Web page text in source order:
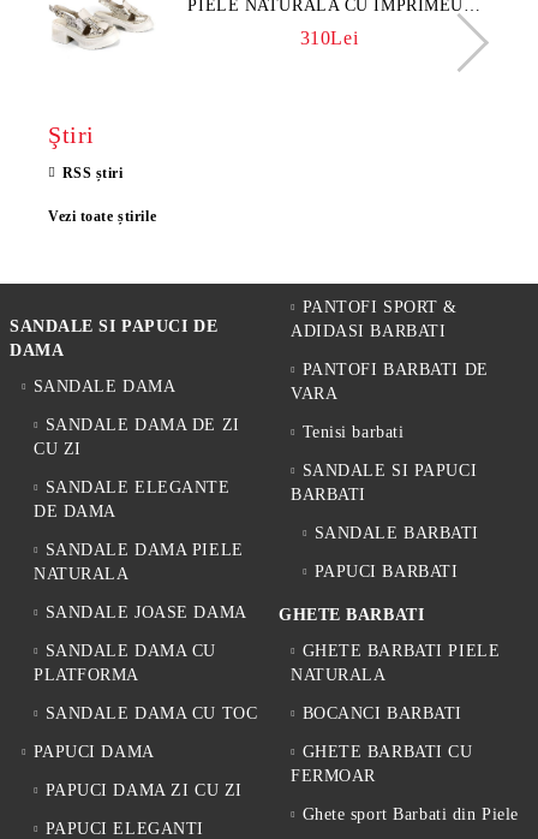
PIELE NATURALA CU IMPRIMEU
FLORAL - MODEL LUNA
310Lei
Ştiri
RSS știri
Vezi toate știrile
SANDALE SI PAPUCI DE
DAMA
SANDALE DAMA
SANDALE DAMA DE ZI
CU ZI
SANDALE ELEGANTE
DE DAMA
SANDALE DAMA PIELE
NATURALA
SANDALE JOASE DAMA
SANDALE DAMA CU
PLATFORMA
SANDALE DAMA CU TOC
PAPUCI DAMA
PAPUCI DAMA ZI CU ZI
PAPUCI ELEGANTI
PANTOFI SPORT &
ADIDASI BARBATI
PANTOFI BARBATI DE
VARA
Tenisi barbati
SANDALE SI PAPUCI
BARBATI
SANDALE BARBATI
PAPUCI BARBATI
GHETE BARBATI
GHETE BARBATI PIELE
NATURALA
BOCANCI BARBATI
GHETE BARBATI CU
FERMOAR
Ghete sport Barbati din Piele